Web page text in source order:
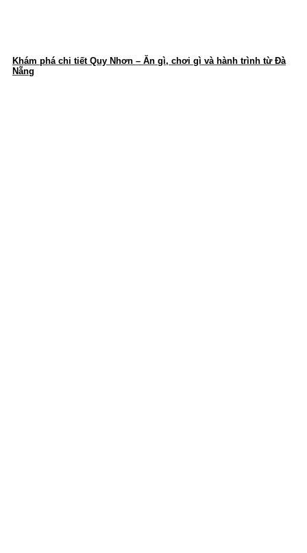
Khám phá chi tiết Quy Nhơn – Ăn gì, chơi gì và hành trình từ Đà
Nẵng